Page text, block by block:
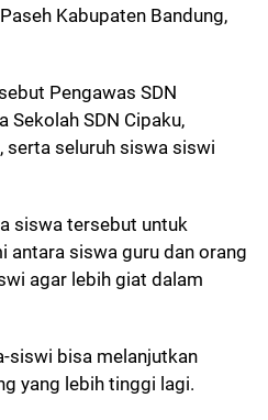
Kabupaten Bandung,
Pengawas SDN
Sekolah SDN Cipaku,
serta seluruh siswa siswi
siswa tersebut untuk
antara siswa guru dan orang
agar lebih giat dalam
siswi bisa melanjutkan
yang lebih tinggi lagi.